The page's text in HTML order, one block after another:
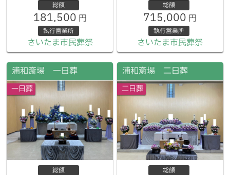
総額
181,500 円
執行営業所
さいたま市民葬祭
総額
715,000 円
執行営業所
さいたま市民葬祭
浦和斎場 一日葬
一日葬
総額
浦和斎場 二日葬
二日葬
総額